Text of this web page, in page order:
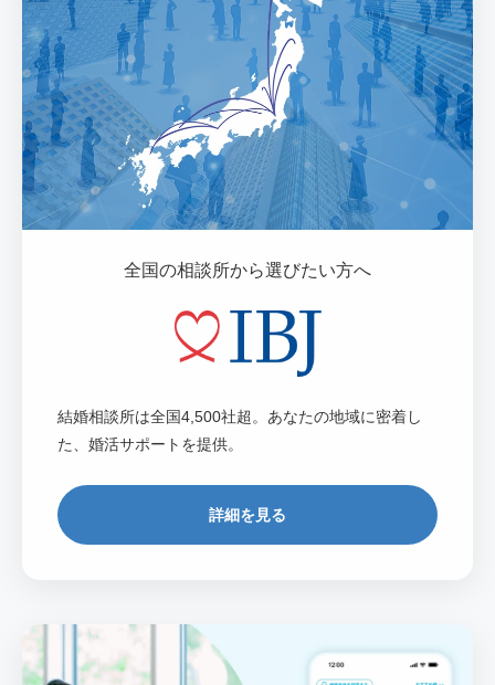
全国の相談所から選びたい方へ
結婚相談所は全国4,500社超。あなたの地域に密着し
た、婚活サポートを提供。
詳細を見る